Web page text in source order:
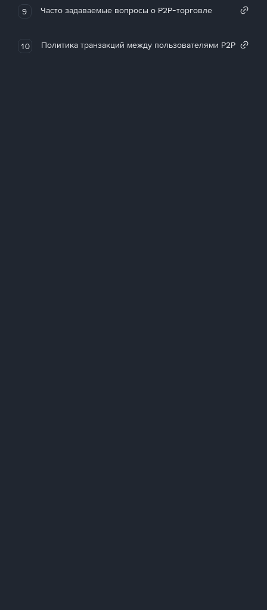
9 Часто задаваемые вопросы о P2P-торговле
10 Политика транзакций между пользователями P2P